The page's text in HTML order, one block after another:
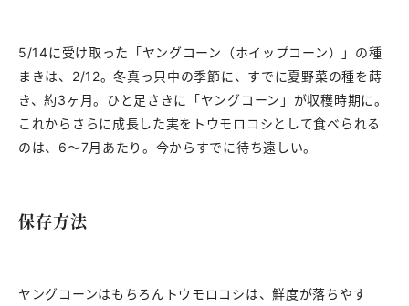
5/14に受け取った「ヤングコーン（ホイップコーン）」の種
まきは、2/12。冬真っ只中の季節に、すでに夏野菜の種を蒔
き、約3ヶ月。ひと足さきに「ヤングコーン」が収穫時期に。
これからさらに成長した実をトウモロコシとして食べられる
のは、6〜7月あたり。今からすでに待ち遠しい。
保存方法
ヤングコーンはもちろんトウモロコシは、鮮度が落ちやす